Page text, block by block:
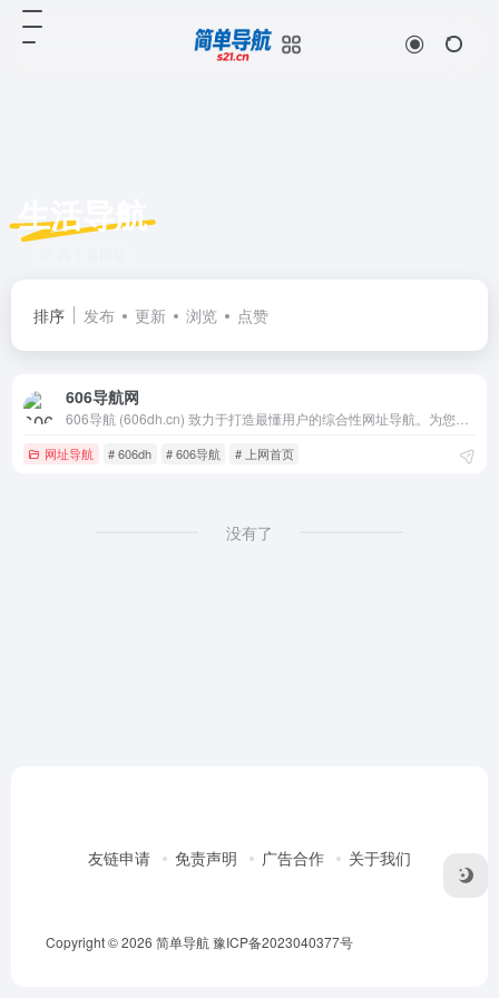
生活导航
排序 发布 更新 浏览 点赞
606导航网
网址导航 # 606dh # 606导航 # 上网首页
没有了
友链申请 免责声明 广告合作 关于我们
Copyright © 2026 简单导航豫ICP备2023040377号